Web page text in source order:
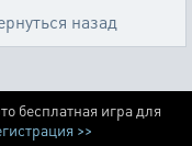
назад
бесплатная игра для
>>